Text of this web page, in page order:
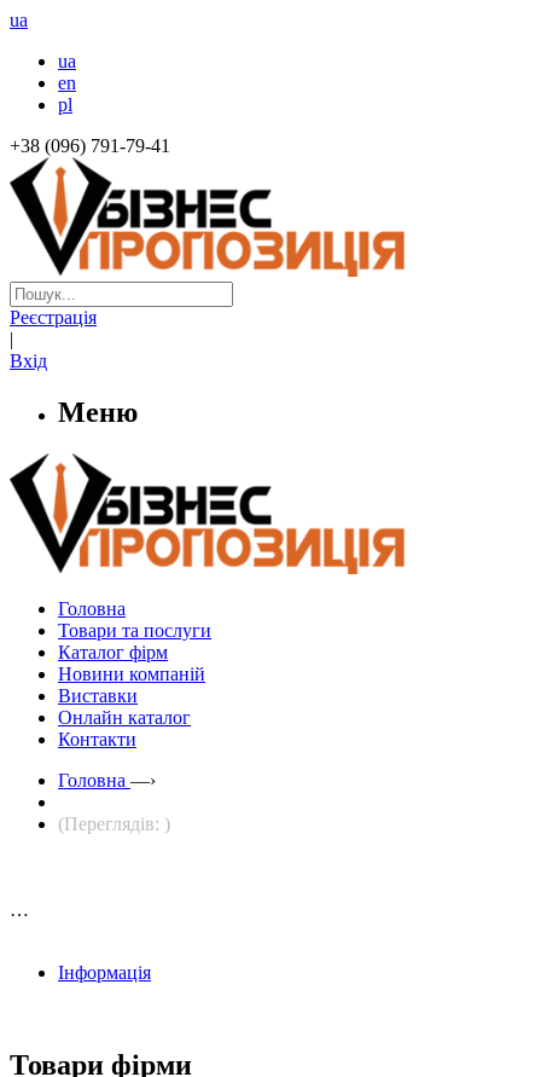
ua
ua
en
pl
+38 (096) 791-79-41
Реєстрація
|
Вхід
Меню
Головна
Товари та послуги
Каталог фірм
Новини компаній
Виставки
Онлайн каталог
Контакти
Головна —›
(Переглядів: )
…
Інформація
Товари фірми